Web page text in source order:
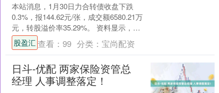
本站消息，1月30日力合转债收盘下跌
0.3%，报144.62元/张，成交额6580.21万
元，转股溢价率35.29%。 资料显示，力
合转债信用级别为“AA-”，....
股盈汇 查看： 99 分类： 宝尚配资
日斗-优配 两家保险资管总
经理 人事调整落定！